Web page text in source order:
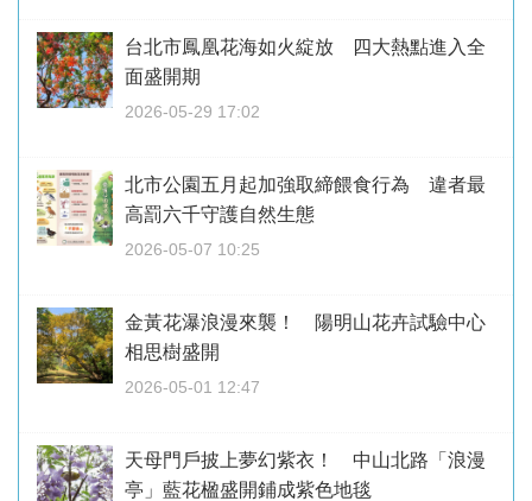
台北市鳳凰花海如火綻放 四大熱點進入全
面盛開期
2026-05-29 17:02
北市公園五月起加強取締餵食行為 違者最
高罰六千守護自然生態
2026-05-07 10:25
金黃花瀑浪漫來襲！ 陽明山花卉試驗中心
相思樹盛開
2026-05-01 12:47
天母門戶披上夢幻紫衣！ 中山北路「浪漫
亭」藍花楹盛開鋪成紫色地毯